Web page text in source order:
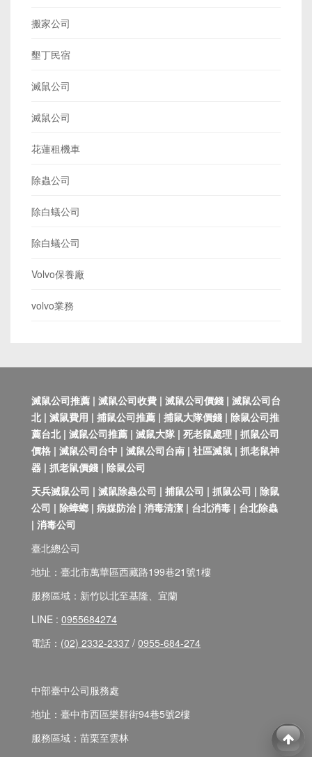
搬家公司
墾丁民宿
滅鼠公司
滅鼠公司
花蓮租機車
除蟲公司
除白蟻公司
除白蟻公司
Volvo保養廠
volvo業務
滅鼠公司推薦 | 滅鼠公司收費 | 滅鼠公司價錢 | 滅鼠公司台
北 | 滅鼠費用 | 捕鼠公司推薦 | 捕鼠大隊價錢 | 除鼠公司推
薦台北 | 滅鼠公司推薦 | 滅鼠大隊 | 死老鼠處理 | 抓鼠公司
價格 | 滅鼠公司台中 | 滅鼠公司台南 | 社區滅鼠 | 抓老鼠神
器 | 抓老鼠價錢 | 除鼠公司
天兵滅鼠公司 | 滅鼠除蟲公司 | 捕鼠公司 | 抓鼠公司 | 除鼠
公司 | 除蟑螂 | 病媒防治 | 消毒清潔 | 台北消毒 | 台北除蟲
| 消毒公司
臺北總公司
地址：臺北市萬華區西藏路199巷21號1樓
服務區域：新竹以北至基隆、宜蘭
LINE : 0955684274
電話： (02) 2332-2337 / 0955-684-274
中部臺中公司服務處
地址：臺中市西區樂群街94巷5號2樓
服務區域：苗栗至雲林